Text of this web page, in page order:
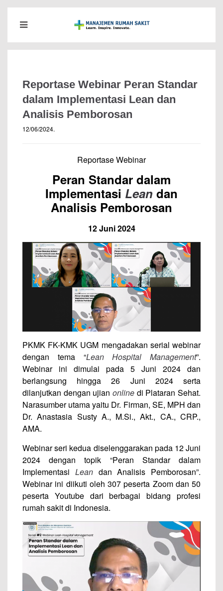
Reportase Webinar Peran Standar
dalam Implementasi Lean dan
Analisis Pemborosan
12/06/2024.
Reportase Webinar
Peran Standar dalam
Implementasi Lean dan
Analisis Pemborosan
12 Juni 2024
PKMK FK-KMK UGM mengadakan serial webinar
dengan tema “Lean Hospital Management”.
Webinar ini dimulai pada 5 Juni 2024 dan
berlangsung hingga 26 Juni 2024 serta
dilanjutkan dengan ujian online di Plataran Sehat.
Narasumber utama yaitu Dr. Firman, SE, MPH dan
Dr. Anastasia Susty A., M.Si., Akt., CA., CRP.,
AMA.
Webinar seri kedua diselenggarakan pada 12 Juni
2024 dengan topik “Peran Standar dalam
Implementasi Leandan Analisis Pemborosan”.
Webinar ini diikuti oleh 307 peserta Zoom dan 50
peserta Youtube dari berbagai bidang profesi
rumah sakit di Indonesia.